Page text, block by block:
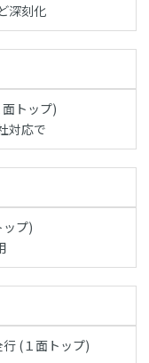
深刻化
トップ)
対応で
プ)
(１面トップ)